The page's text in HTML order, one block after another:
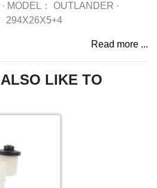
· MODEL： OUTLANDER ·
294X26X5+4
Read more ...
LIKE TO